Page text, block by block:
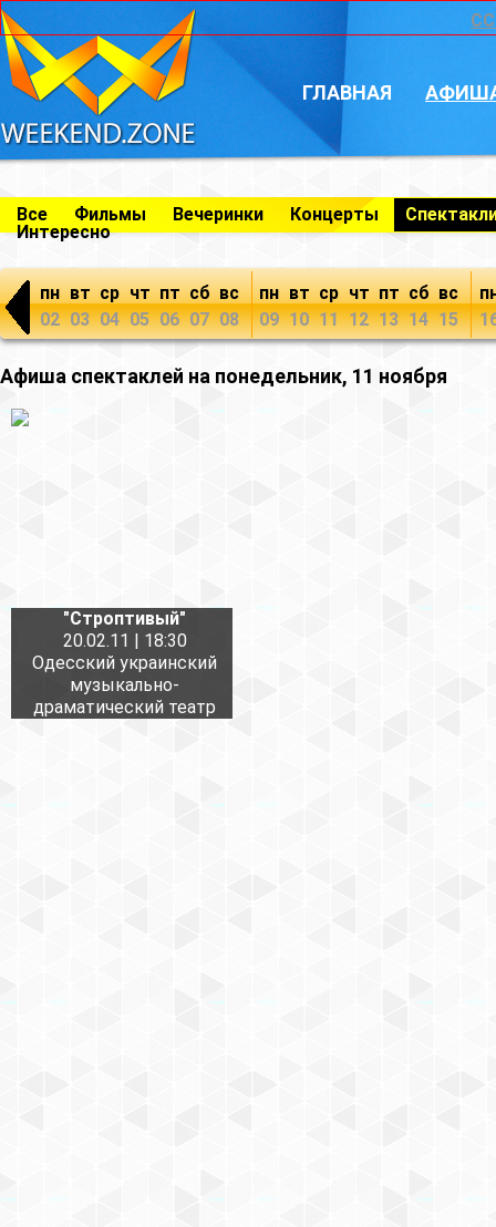
ГЛАВНАЯ
Все Фильмы Вечеринки Концерты
Интересно
пн
02
вт
03
ср
04
чт
05
пт
06
сб
07
вс
08
пн
09
вт
10
ср
11
чт
12
пт
13
сб
14
вс
15
Афиша спектаклей на понедельник, 11 ноября
"Строптивый"
20.02.11 | 18:30
Одесский украинский
музыкально-
драматический театр